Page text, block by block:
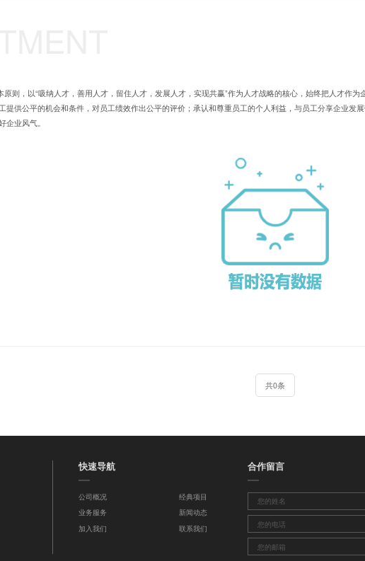
原则，以“吸纳人才，善用人才，留住人才，发展人才，实现共赢”作为人才战略的核心，始终把人才作
提供公平的机会和条件，对员工绩效作出公平的评价；承认和尊重员工的个人利益，与员工分享企业
企业风气。
共0条
快速导航
公司概况
经典项目
业务服务
新闻动态
加入我们
联系我们
合作留言